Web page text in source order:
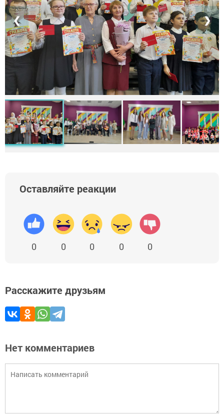
❮ ❯
Оставляйте реакции
0 0 0 0 0
Расскажите друзьям
Нет комментариев